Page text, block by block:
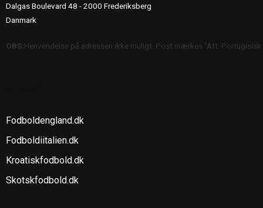
Dalgas Boulevard 48 - 2000 Frederiksberg
Danmark
OBS:Henvendelse på adressen ikke muligt. Post mærkes "Att:
Fodboldengland.dk
Fodboldiitalien.dk
Kroatiskfodbold.dk
Skotskfodbold.dk